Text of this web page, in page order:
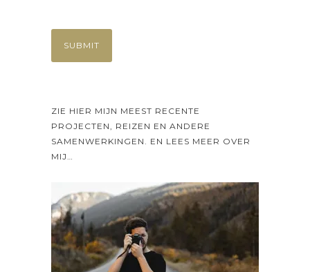
ZIE HIER MIJN MEEST RECENTE
PROJECTEN, REIZEN EN ANDERE
SAMENWERKINGEN. EN LEES MEER OVER
MIJ…